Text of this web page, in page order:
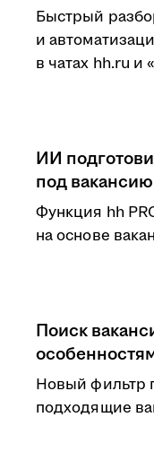
Быстрый
и
в чатах hh.ru и
ИИ
под вакансию
Функция hh
на основе
Поиск
Новый фильтр
подходящие